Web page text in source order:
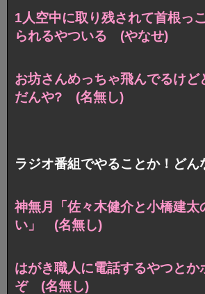
1人空中に取り残されて首根っ
られるやついる (やなせ)
お坊さんめっちゃ飛んでるけど
だんや? (名無し)
ラジオ番組でやることか！どん
神無月「佐々木健介と小橋建太
い」 (名無し)
はがき職人に電話するやつとか
ぞ (名無し)